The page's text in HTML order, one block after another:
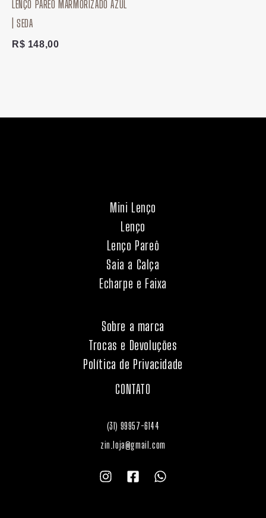
LENÇO PAREÔ MARMORIZADO AZUL
| SEDA
R$ 148,00
Mini Lenço
Lenço
Lenço Pareô
Saia a Calça
Echarpe e Faixa
Sobre a marca
Trocas e Devoluções
Política de Privacidade
CONTATO
(31) 99957-6144
zin.loja@gmail.com